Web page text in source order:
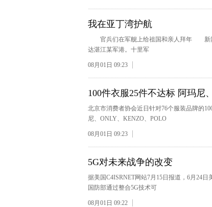
我在亚丁湾护航
官兵们在军舰上给祖国和亲人拜年 新闻
达湛江某军港。十里军
08月01日 09:23
100件衣服25件不达标 阿玛尼
北京市消费者协会近日针对76个服装品牌的
尼、ONLY、KENZO、POLO
08月01日 09:23
5G对未来战争的改变
据美国C4ISRNET网站7月15日报道，6月24
国防部通过整合5G技术可
08月01日 09:22